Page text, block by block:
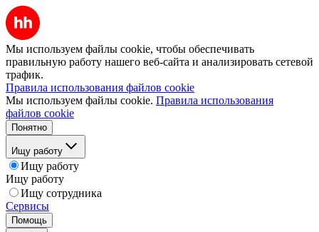
Мы используем файлы cookie, чтобы обеспечивать
правильную работу нашего веб-сайта и анализировать сетевой
трафик.
Правила использования файлов cookie
Мы используем файлы cookie. Правила использования
файлов cookie
Понятно
Ищу работу
Ищу работу
Ищу работу
Ищу сотрудника
Сервисы
Помощь